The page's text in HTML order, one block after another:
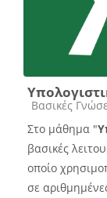
Course
Βασικές
Στο μάθημα "
βασικές
οποίο
σε